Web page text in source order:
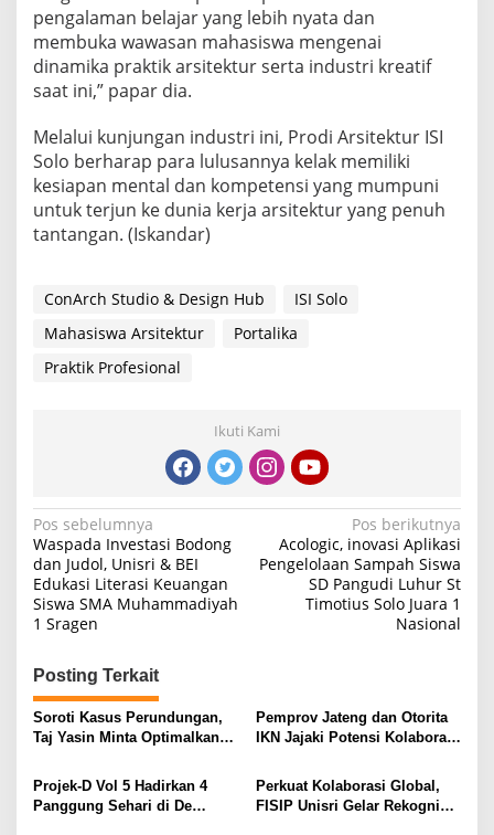
pengalaman belajar yang lebih nyata dan
membuka wawasan mahasiswa mengenai
dinamika praktik arsitektur serta industri kreatif
saat ini,” papar dia.
Melalui kunjungan industri ini, Prodi Arsitektur ISI
Solo berharap para lulusannya kelak memiliki
kesiapan mental dan kompetensi yang mumpuni
untuk terjun ke dunia kerja arsitektur yang penuh
tantangan. (Iskandar)
ConArch Studio & Design Hub
ISI Solo
Mahasiswa Arsitektur
Portalika
Praktik Profesional
Ikuti Kami
Navigasi
pos
Pos sebelumnya
Waspada Investasi Bodong
dan Judol, Unisri & BEI
Edukasi Literasi Keuangan
Siswa SMA Muhammadiyah
1 Sragen
Pos berikutnya
Acologic, inovasi Aplikasi
Pengelolaan Sampah Siswa
SD Pangudi Luhur St
Timotius Solo Juara 1
Nasional
Posting Terkait
Soroti Kasus Perundungan,
Taj Yasin Minta Optimalkan
Pemprov Jateng dan Otorita
IKN Jajaki Potensi Kolaborasi
Projek-D Vol 5 Hadirkan 4
Panggung Sehari di De
Perkuat Kolaborasi Global,
FISIP Unisri Gelar Rekognisi